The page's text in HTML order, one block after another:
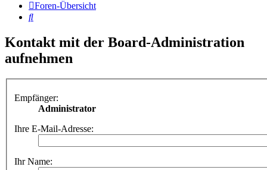
Foren-Übersicht
Suche
Kontakt mit der Board-Administration
aufnehmen
Empfänger:
Administrator
Ihre E-Mail-Adresse:
Ihr Name: